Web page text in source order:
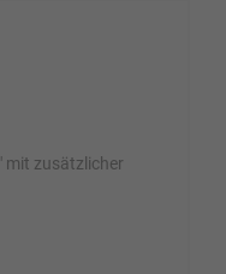
mit zusätzlicher